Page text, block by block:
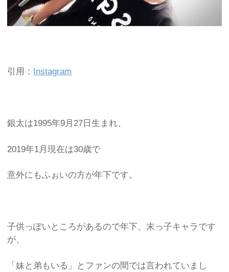
引用： Instagram
銀太は1995年9月27日生まれ、
2019年1月現在は30歳で
意外にもふぉいの方が年下です。
子供っぽいところがあるので年下、末っ子キャラです
が、
「妹と弟もいる」とファンの間では言われていまし